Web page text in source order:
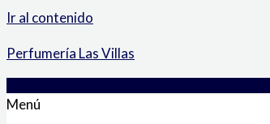
Ir al contenido
Perfumería Las Villas
Menú